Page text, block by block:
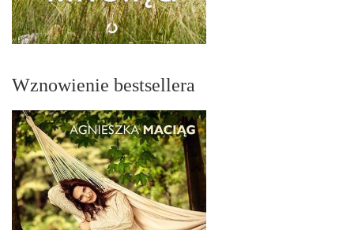
Wznowienie bestsellera